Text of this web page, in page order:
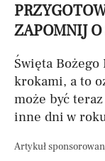
ZAPOMNIJ
Święta
krokami, a to
może być
inne dni w
Artykuł